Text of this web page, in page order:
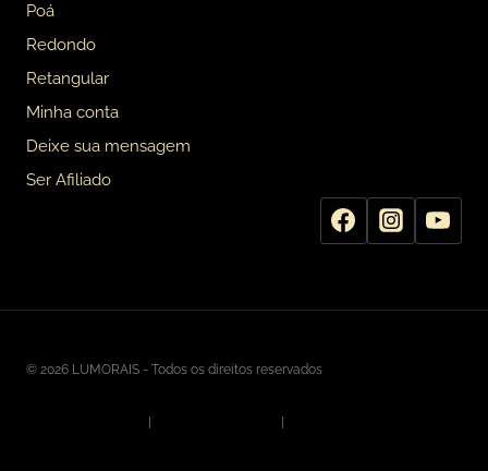
Poá
Redondo
Retangular
Minha conta
Deixe sua mensagem
Ser Afiliado
© 2026 LUMORAIS - Todos os direitos reservados